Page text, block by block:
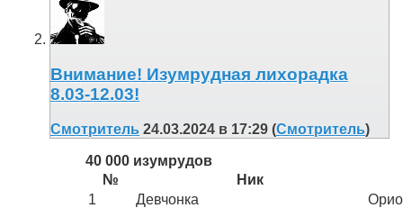
Внимание! Изумрудная лихорадка
8.03-12.03!
Смотритель 24.03.2024 в 17:29 (Смотритель)
40 000 изумрудов
№
Ник
1
Девчонка